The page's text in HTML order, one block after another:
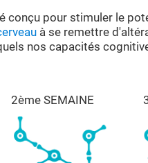
conçu pour stimuler le
à se remettre
nos capacités
2ème SEMAINE